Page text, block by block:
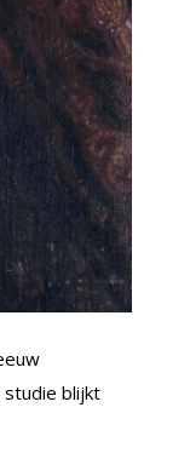
studie blijkt